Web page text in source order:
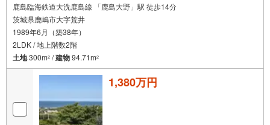
鹿島臨海鉄道大洗鹿島線 「鹿島大野」駅 徒歩14分
茨城県鹿嶋市大字荒井
1989年6月（築38年）
2LDK / 地上階数2階
土地300m2 /建物94.71m2
1,380万円